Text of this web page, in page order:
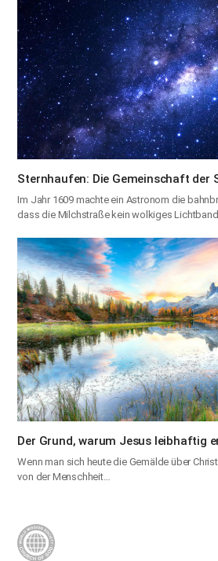
Sternhaufen: Die Gemeinschaft der
Im Jahr 1609 machte ein Astronom die
dass die Milchstraße kein wolkiges
Der Grund, warum Jesus leibhaftig
Wenn man sich heute die Gemälde über
von der Menschheit…